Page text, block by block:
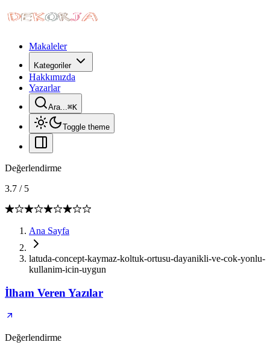
Makaleler
Kategoriler
Hakkımızda
Yazarlar
Ara...⌘K
Toggle theme
Değerlendirme
3.7 / 5
Ana Sayfa
latuda-concept-kaymaz-koltuk-ortusu-dayanikli-ve-cok-yonlu-
kullanim-icin-uygun
İlham Veren Yazılar
Değerlendirme